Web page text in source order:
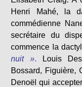
Henri Mahé, la
commédienne
secrétaire du
commence la
nuit ». Louis
Bossard, Figuière,
Denoël qui